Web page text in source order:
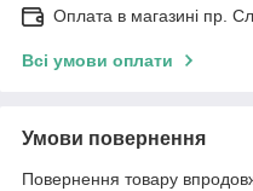
Оплата в магазині пр.
Всі умови оплати
Умови повернення
Повернення товару